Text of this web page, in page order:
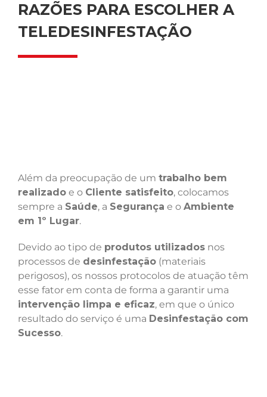
RAZÕES PARA ESCOLHER A
TELEDESINFESTAÇÃO
Além da preocupação de um trabalho bem
realizado e o Cliente satisfeito, colocamos
sempre a Saúde, a Segurança e o Ambiente
em 1º Lugar.
Devido ao tipo de produtos utilizados nos
processos de desinfestação (materiais
perigosos), os nossos protocolos de atuação têm
esse fator em conta de forma a garantir uma
intervenção limpa e eficaz, em que o único
resultado do serviço é uma Desinfestação com
Sucesso.